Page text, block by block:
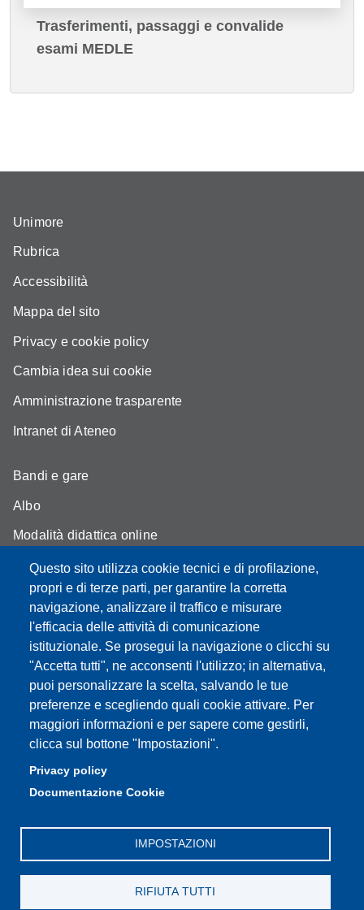
Trasferimenti, passaggi e convalide
esami MEDLE
Questo sito utilizza cookie tecnici e di profilazione,
propri e di terze parti, per garantire la corretta
navigazione, analizzare il traffico e misurare
l'efficacia delle attività di comunicazione
istituzionale. Se prosegui la navigazione o clicchi su
"Accetta tutti", ne acconsenti l'utilizzo; in alternativa,
puoi personalizzare la scelta, salvando le tue
preferenze e scegliendo quali cookie attivare. Per
maggiori informazioni e per sapere come gestirli,
clicca sul bottone "Impostazioni".
Privacy policy
Documentazione Cookie
IMPOSTAZIONI
RIFIUTA TUTTI
Unimore
Rubrica
Accessibilità
Mappa del sito
Privacy e cookie policy
Cambia idea sui cookie
Amministrazione trasparente
Intranet di Ateneo
Bandi e gare
Albo
Modalità didattica online
Segreteria studenti
Assicurazione qualità
Partita IVA: 00427620364
Dipartimento di Educazione e Scienze Umane
Sede: Viale Timavo 93 - 42121 Reggio nell'Emilia
Area Didattica: didattica.desu@unimore.it
Segreteria: segreteria.educazione@unimore.it
Telefono: 0522/523611 (portineria)